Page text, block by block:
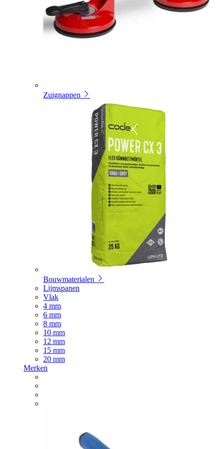
Zuignappen
Bouwmaterialen
Lijmspanen
Vlak
4 mm
6 mm
8 mm
10 mm
12 mm
15 mm
20 mm
Merken